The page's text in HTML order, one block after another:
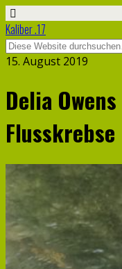
Kaliber .17
15. August 2019
Delia
Flusskrebse